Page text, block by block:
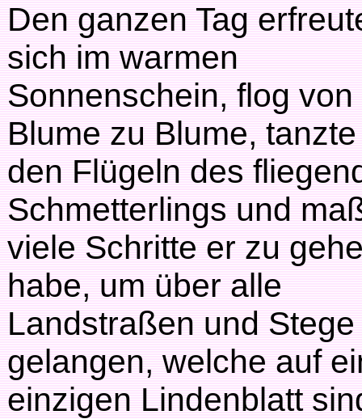
Den ganzen Tag
sich im warmen
Sonnenschein, flog von
Blume zu Blume,
den Flügeln des
Schmetterlings und
viele Schritte er zu
habe, um über alle
Landstraßen und
gelangen, welche auf
einzigen Lindenblatt